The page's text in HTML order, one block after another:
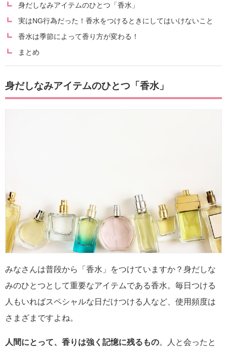
身だしなみアイテムのひとつ「香水」
実はNG行為だった！香水をつけるときにしてはいけないこと
香水は季節によって香り方が変わる！
まとめ
身だしなみアイテムのひとつ「香水」
みなさんは普段から「香水」をつけていますか？身だしな
みのひとつとして重要なアイテムである香水。毎日つける
人もいればスペシャルな日だけつける人など、使用頻度は
さまざまですよね。
人間にとって、香りは強く記憶に残るもの。人と会ったと